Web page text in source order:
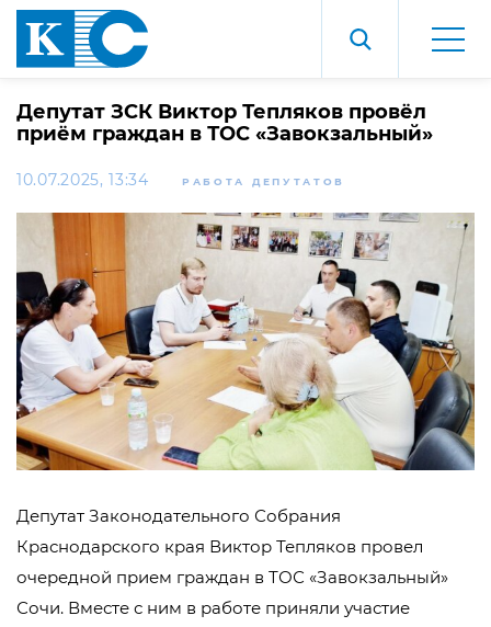
Депутат ЗСК Виктор Тепляков провёл
приём граждан в ТОС «Завокзальный»
10.07.2025, 13:34 РАБОТА ДЕПУТАТОВ
Депутат Законодательного Собрания
Краснодарского края Виктор Тепляков провел
очередной прием граждан в ТОС «Завокзальный»
Сочи. Вместе с ним в работе приняли участие